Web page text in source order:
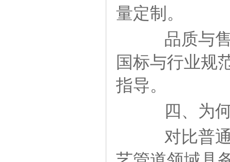
量定制。
品质与售
国标与行业规
指导。
四、为何
对比普通